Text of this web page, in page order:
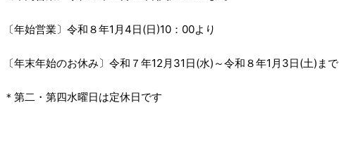
〔年始営業〕令和８年1月4日(日)10：00より
〔年末年始のお休み〕令和７年12月31日(水)～令和８年1月3日(土)まで
＊第二・第四水曜日は定休日です